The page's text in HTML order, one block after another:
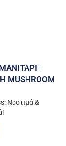
|
MUSHROOM
Νοστιμά &